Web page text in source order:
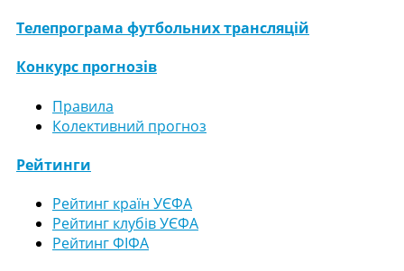
Телепрограма футбольних трансляцій
Конкурс прогнозів
Правила
Колективний прогноз
Рейтинги
Рейтинг країн УЄФА
Рейтинг клубів УЄФА
Рейтинг ФІФА